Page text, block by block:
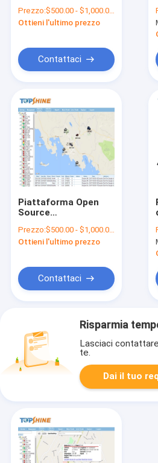
che segue il sistema
di tracciamento del
Prezzo:$500.00 - $1,000.00/Pieces
Ottieni l'ultimo prezzo
Contattaci
Piattaforma Open
Source
dell'OEM 2G GPS con
l'api SDK
Prezzo:$500.00 - $1,000.00/Pieces
Ottieni l'ultimo prezzo
Contattaci
Risparmia
Lasciaci
te.
Dai il tuo